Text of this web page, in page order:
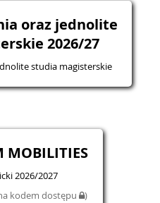
oraz jednolite
2026/27
studia magisterskie
MOBILITIES
2026/2027
kodem dostępu
)